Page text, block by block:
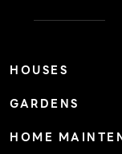
และตลาดสากล
ดูแลเส้นผม ความ
ศักยภาพของผู้ปร
HOUSES
GARDENS
HOME